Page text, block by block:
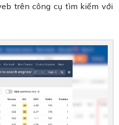
trên công cụ tìm kiếm với